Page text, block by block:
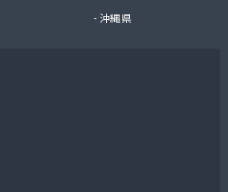
沖縄県